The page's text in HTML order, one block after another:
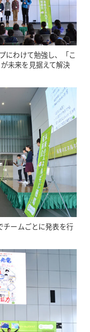
にわけて勉強し、「こ
未来を見据えて解決
チームごとに発表を行